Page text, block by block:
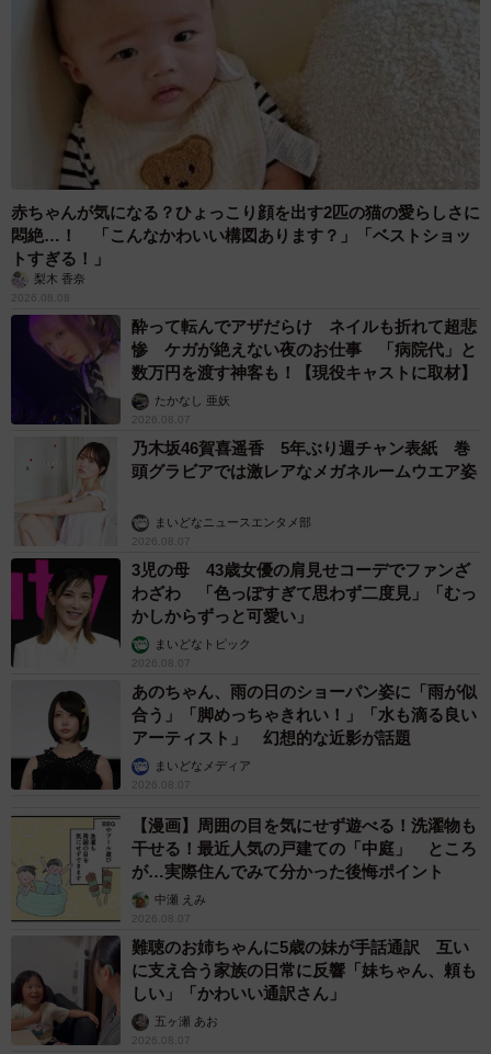
5/6
8月27日に販売される「骨付き鶏肉のスパイシートマトカレー」
9月10日に販売される「クミンが決め手のバターチキンカレー」
社員もワクワクする隔週金曜日のスペシャルカレ
エスビー食品のの社員食堂のカレーの販売、どのような思
いで実施に至ったのでしょうか。広報の方に話を聞きまし
赤ちゃんが気になる？ひょっこり顔を出す2匹の猫の愛らしさに
悶絶…！ 「こんなかわいい構図あります？」「ベストショッ
トすぎる！」
梨木 香奈
2026.08.08
酔って転んでアザだらけ ネイルも折れて超悲
惨 ケガが絶えない夜のお仕事 「病院代」と
数万円を渡す神客も！【現役キャストに取材】
たかなし 亜妖
2026.08.07
乃木坂46賀喜遥香 5年ぶり週チャン表紙 巻
頭グラビアでは激レアなメガネルームウエア姿
まいどなニュースエンタメ部
2026.08.07
3児の母 43歳女優の肩見せコーデでファンざ
わざわ 「色っぽすぎて思わず二度見」「むっ
かしからずっと可愛い」
まいどなトピック
2026.08.07
あのちゃん、雨の日のショーパン姿に「雨が似
合う」「脚めっちゃきれい！」「水も滴る良い
アーティスト」 幻想的な近影が話題
まいどなメディア
2026.08.07
【漫画】周囲の目を気にせず遊べる！洗濯物も
干せる！最近人気の戸建ての「中庭」 ところ
が…実際住んでみて分かった後悔ポイント
中瀬 えみ
2026.08.07
難聴のお姉ちゃんに5歳の妹が手話通訳 互い
に支え合う家族の日常に反響「妹ちゃん、頼も
しい」「かわいい通訳さん」
五ヶ瀬 あお
2026.08.07